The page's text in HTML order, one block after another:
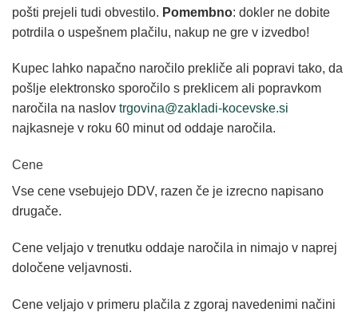
pošti prejeli tudi obvestilo. Pomembno: dokler ne dobite
potrdila o uspešnem plačilu, nakup ne gre v izvedbo!
Kupec lahko napačno naročilo prekliče ali popravi tako, da
pošlje elektronsko sporočilo s preklicem ali popravkom
naročila na naslov trgovina@zakladi-kocevske.si
najkasneje v roku 60 minut od oddaje naročila.
Cene
Vse cene vsebujejo DDV, razen če je izrecno napisano
drugače.
Cene veljajo v trenutku oddaje naročila in nimajo v naprej
določene veljavnosti.
Cene veljajo v primeru plačila z zgoraj navedenimi načini